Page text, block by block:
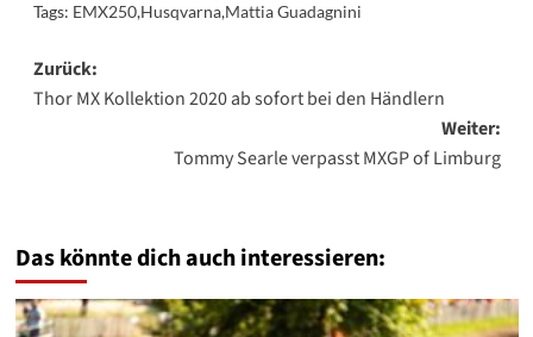
Tags: EMX250,Husqvarna,Mattia Guadagnini
Beitragsnavigation
Zurück:
Thor MX Kollektion 2020 ab sofort bei den Händlern
Weiter:
Tommy Searle verpasst MXGP of Limburg
Das könnte dich auch interessieren: